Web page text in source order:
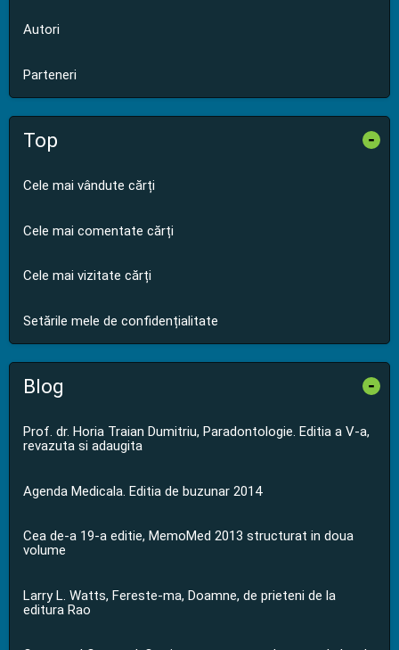
Autori
Parteneri
Top -
Cele mai vândute cărți
Cele mai comentate cărți
Cele mai vizitate cărți
Setările mele de confidențialitate
Blog -
Prof. dr. Horia Traian Dumitriu, Paradontologie. Editia a V-a,
revazuta si adaugita
Agenda Medicala. Editia de buzunar 2014
Cea de-a 19-a editie, MemoMed 2013 structurat in doua
volume
Larry L. Watts, Fereste-ma, Doamne, de prieteni de la
editura Rao